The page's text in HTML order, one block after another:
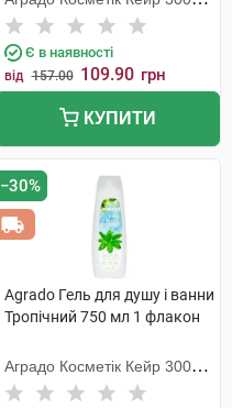
С.Л.У.
Є в наявності
від 157.00 109.90 грн
КУПИТИ
−30%
Agrado Гель для душу і ванни
Тропічний 750 мл 1 флакон
Аградо Косметік Кейр 3000
С.Л.У.